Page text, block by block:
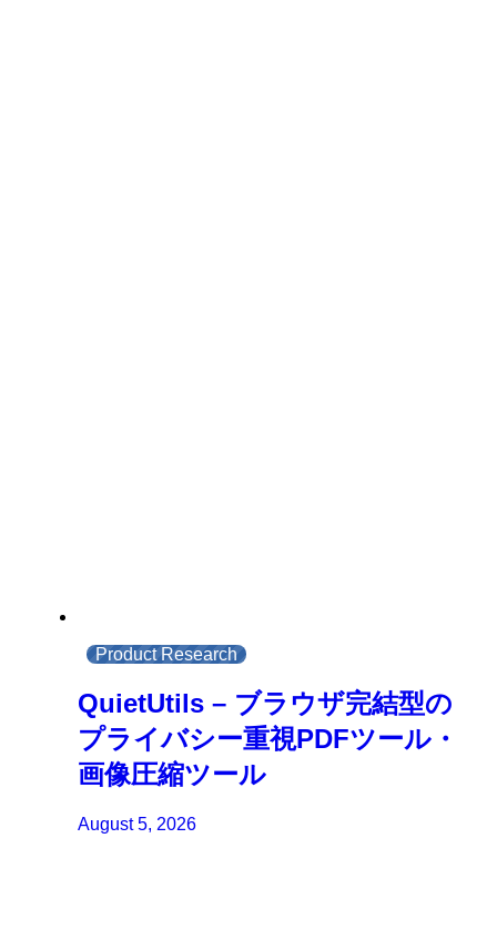
Product Research
QuietUtils – ブラウザ完結型の
プライバシー重視PDFツール・
画像圧縮ツール
August 5, 2026